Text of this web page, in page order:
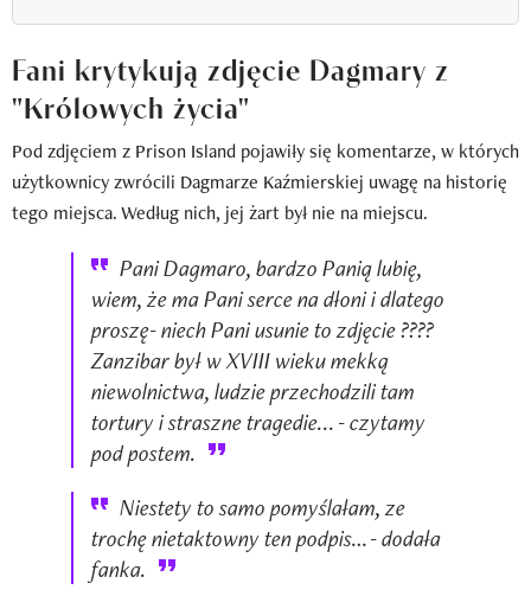
Fani krytykują zdjęcie Dagmary z
"Królowych życia"
Pod zdjęciem z Prison Island pojawiły się komentarze, w których
użytkownicy zwrócili Dagmarze Kaźmierskiej uwagę na historię
tego miejsca. Według nich, jej żart był nie na miejscu.
Pani Dagmaro, bardzo Panią lubię,
wiem, że ma Pani serce na dłoni i dlatego
proszę- niech Pani usunie to zdjęcie ????
Zanzibar był w XVIII wieku mekką
niewolnictwa, ludzie przechodzili tam
tortury i straszne tragedie... - czytamy
pod postem.
Niestety to samo pomyślałam, ze
trochę nietaktowny ten podpis… - dodała
fanka.